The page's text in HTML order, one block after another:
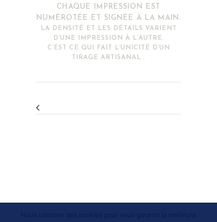
CHAQUE IMPRESSION EST
NUMÉROTÉE ET SIGNÉE À LA MAIN.
LA DENSITÉ ET LES DÉTAILS VARIENT
D’UNE IMPRESSION À L’AUTRE.
C’EST CE QUI FAIT L’UNICITÉ D’UN
TIRAGE ARTISANAL .